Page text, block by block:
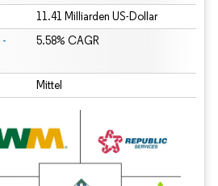
11.41 Milliarden US-Dollar
5.58% CAGR
Mittel
Wiederverwendung erfordert Namensnennung